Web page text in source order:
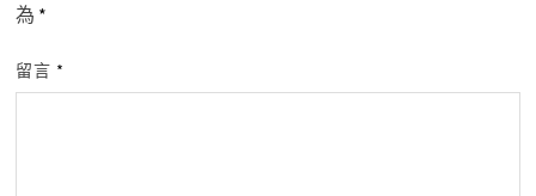
為 *
留言 *